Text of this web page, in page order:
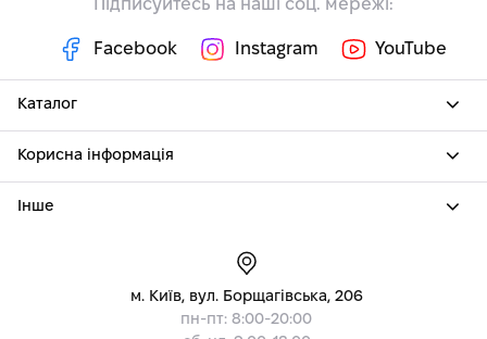
Підписуйтесь на наші соц. мережі:
Facebook Instagram YouTube
Каталог
Корисна інформація
Інше
м. Київ, вул. Борщагівська, 206
пн-пт: 8:00-20:00